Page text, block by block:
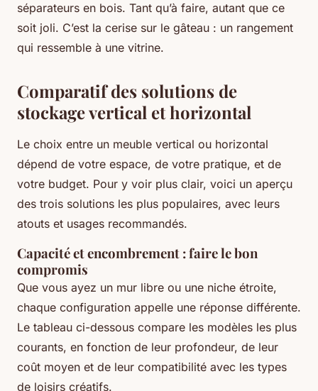
séparateurs en bois. Tant qu’à faire, autant que ce
soit joli. C’est la cerise sur le gâteau : un rangement
qui ressemble à une vitrine.
Comparatif des solutions de
stockage vertical et horizontal
Le choix entre un meuble vertical ou horizontal
dépend de votre espace, de votre pratique, et de
votre budget. Pour y voir plus clair, voici un aperçu
des trois solutions les plus populaires, avec leurs
atouts et usages recommandés.
Capacité et encombrement : faire le bon
compromis
Que vous ayez un mur libre ou une niche étroite,
chaque configuration appelle une réponse différente.
Le tableau ci-dessous compare les modèles les plus
courants, en fonction de leur profondeur, de leur
coût moyen et de leur compatibilité avec les types
de loisirs créatifs.